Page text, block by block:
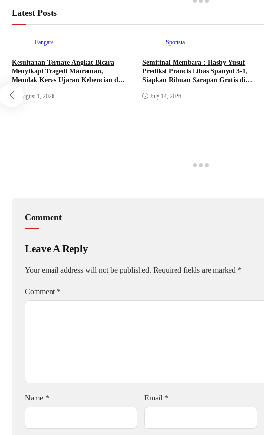
Latest Posts
Fangare
Kesultanan Ternate Angkat Bicara
Menyikapi Tragedi Matraman,
Menolak Keras Ujaran Kebencian dan
August 1, 2026
Sportsta
Semifinal Membara : Hasby Yusuf
Prediksi Prancis Libas Spanyol 3-1,
Siapkan Ribuan Sarapan Gratis di
July 14, 2026
Comment
Leave A Reply
Your email address will not be published. Required fields are marked *
Comment *
Name * Email *